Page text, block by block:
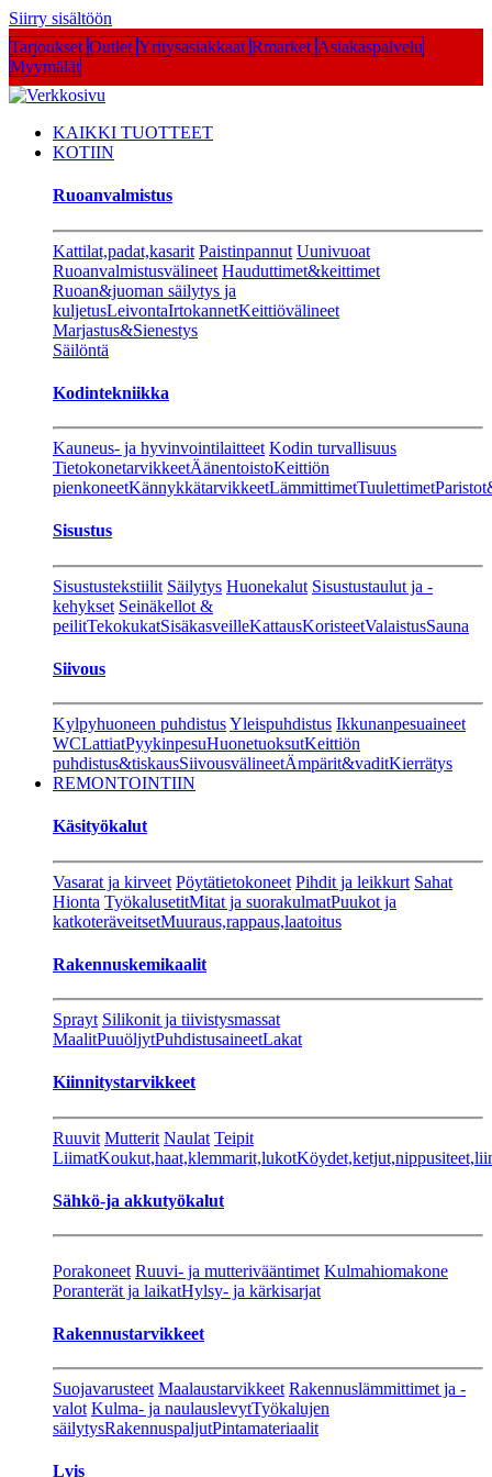
Siirry sisältöön
Tarjoukset Outlet Yritysasiakkaat Rmarket Asiakaspalvelu
Myymälät
KAIKKI TUOTTEET
KOTIIN
Ruoanvalmistus
Kattilat,padat,kasarit Paistinpannut Uunivuoat
Ruoanvalmistusvälineet Hauduttimet&keittimet
Ruoan&juoman säilytys ja
kuljetusLeivontaIrtokannetKeittiövälineet
Marjastus&Sienestys
Säilöntä
Kodintekniikka
Kauneus- ja hyvinvointilaitteet Kodin turvallisuus
TietokonetarvikkeetÄänentoistoKeittiön
pienkoneetKännykkätarvikkeetLämmittimetTuulettimet
Sisustus
Sisustustekstiilit Säilytys Huonekalut Sisustustaulut ja -
kehykset Seinäkellot &
peilitTekokukatSisäkasveilleKattausKoristeetValaistusSauna
Siivous
Kylpyhuoneen puhdistusYleispuhdistus Ikkunanpesuaineet
WCLattiatPyykinpesuHuonetuoksutKeittiön
puhdistus&tiskausSiivousvälineetÄmpärit&vaditKierrätys
REMONTOINTIIN
Käsityökalut
Vasarat ja kirveet Pöytätietokoneet Pihdit ja leikkurt Sahat
Hionta TyökalusetitMitat ja suorakulmatPuukot ja
katkoteräveitsetMuuraus,rappaus,laatoitus
Rakennuskemikaalit
Sprayt Silikonit ja tiivistysmassat
MaalitPuuöljytPuhdistusaineetLakat
Kiinnitystarvikkeet
Ruuvit Mutterit Naulat Teipit
LiimatKoukut,haat,klemmarit,lukot
Sähkö-ja akkutyökalut
Porakoneet Ruuvi- ja mutterivääntimet Kulmahiomakone
Poranterät ja laikatHylsy- ja kärkisarjat
Rakennustarvikkeet
Suojavarusteet Maalaustarvikkeet Rakennuslämmittimet ja -
valot Kulma- ja naulauslevytTyökalujen
säilytysRakennuspaljutPintamateriaalit
Lvis